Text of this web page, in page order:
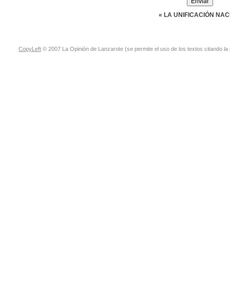
« LA UNIFICACIÓN
CopyLeft © 2007 La Opinión de Lanzarote (se permite el uso de los textos citando